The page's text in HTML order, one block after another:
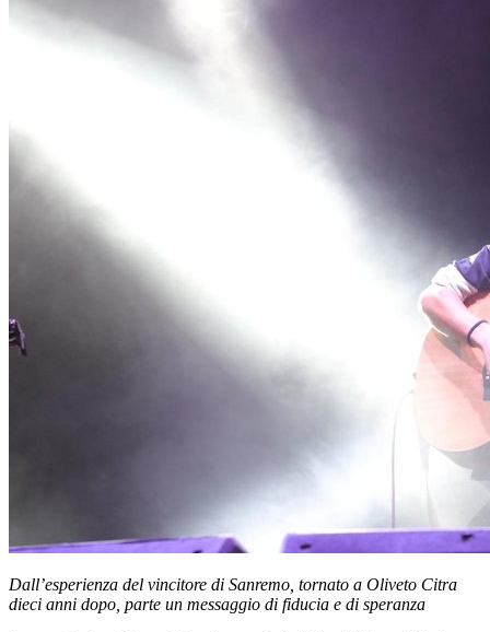
Dall’esperienza del vincitore di Sanremo, tornato a Oliveto Citra
dieci anni dopo, parte un messaggio di fiducia e di speranza